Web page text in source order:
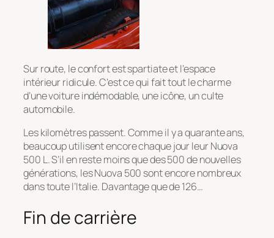
Sur route, le confort est spartiate et l’espace
intérieur ridicule. C’est ce qui fait tout le charme
d’une voiture indémodable, une icône, un culte
automobile.
Les kilomètres passent. Comme il y a quarante ans,
beaucoup utilisent encore chaque jour leur Nuova
500 L. S’il en reste moins que des 500 de nouvelles
générations, les Nuova 500 sont encore nombreux
dans toute l’Italie. Davantage que de 126…
Fin de carrière